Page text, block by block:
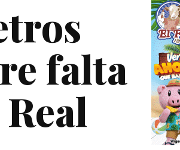
falta